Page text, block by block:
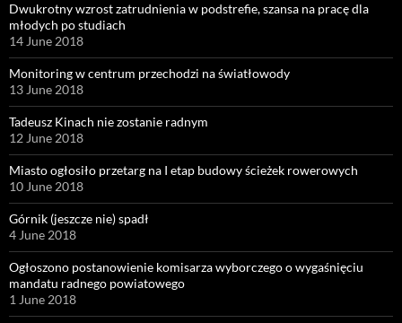
Dwukrotny wzrost zatrudnienia w podstrefie, szansa na pracę dla
młodych po studiach
14 June 2018
Monitoring w centrum przechodzi na światłowody
13 June 2018
Tadeusz Kinach nie zostanie radnym
12 June 2018
Miasto ogłosiło przetarg na I etap budowy ścieżek rowerowych
10 June 2018
Górnik (jeszcze nie) spadł
4 June 2018
Ogłoszono postanowienie komisarza wyborczego o wygaśnięciu
mandatu radnego powiatowego
1 June 2018